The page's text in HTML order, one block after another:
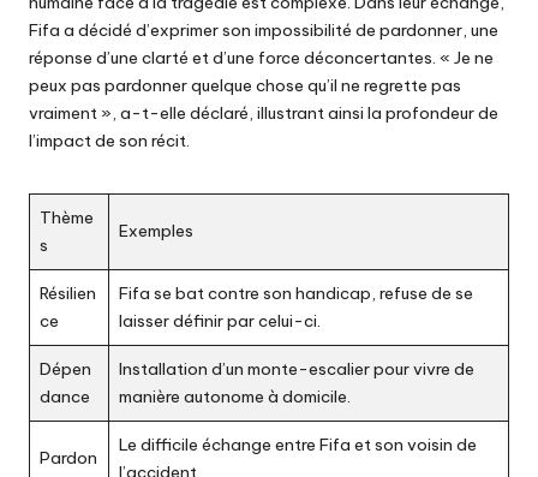
Fifa a décidé d’exprimer son impossibilité de pardonner, une
réponse d’une clarté et d’une force déconcertantes. « Je ne
peux pas pardonner quelque chose qu’il ne regrette pas
vraiment », a-t-elle déclaré, illustrant ainsi la profondeur de
l’impact de son récit.
Thème
s
Exemples
Résilien
ce
Fifa se bat contre son handicap, refuse de se
laisser définir par celui-ci.
Dépen
dance
Installation d’un monte-escalier pour vivre de
manière autonome à domicile.
Pardon
Le difficile échange entre Fifa et son voisin de
l’accident.